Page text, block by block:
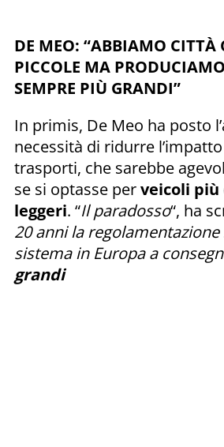
DE MEO: “ABBIAMO CITTÀ
PICCOLE MA
SEMPRE PIÙ GRANDI”
In primis, De Meo ha posto
necessità di ridurre
trasporti, che sarebbe
se si optasse perveicoli
leggeri. “Il paradosso“, ha
20 anni la
sistema in Europa a
grandi